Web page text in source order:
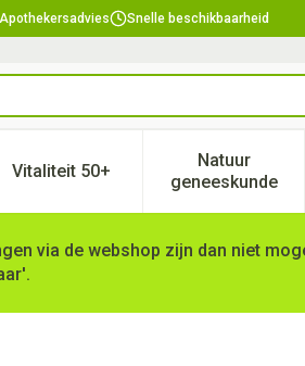
Apothekersadvies Snelle beschikbaarheid
categorie
en vitamines categorie
voor Zwangerschap en kinderen
Vitaliteit 50+Toon submenu voor Vitaliteit
Natuur
geneeskunde
Toon
via de webshop zijn dan niet